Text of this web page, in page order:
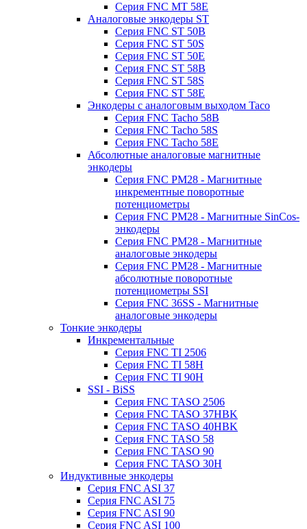
Серия FNC MT 58E
Аналоговые энкодеры ST
Серия FNC ST 50B
Серия FNC ST 50S
Серия FNC ST 50E
Серия FNC ST 58B
Серия FNC ST 58S
Серия FNC ST 58E
Энкодеры с аналоговым выходом Taco
Серия FNC Tacho 58B
Серия FNC Tacho 58S
Серия FNC Tacho 58E
Абсолютные аналоговые магнитные
энкодеры
Серия FNC PM28 - Магнитные
инкрементные поворотные
потенциометры
Серия FNC PM28 - Магнитные SinCos-
энкодеры
Серия FNC PM28 - Магнитные
аналоговые энкодеры
Серия FNC PM28 - Магнитные
абсолютные поворотные
потенциометры SSI
Серия FNC 36SS - Магнитные
аналоговые энкодеры
Тонкие энкодеры
Инкрементальные
Серия FNC TI 2506
Серия FNC TI 58H
Серия FNC TI 90H
SSI - BiSS
Серия FNC TASO 2506
Серия FNC TASO 37HBK
Серия FNC TASO 40HBK
Серия FNC TASO 58
Серия FNC TASO 90
Серия FNC TASO 30H
Индуктивные энкодеры
Серия FNC ASI 37
Серия FNC ASI 75
Серия FNC ASI 90
Серия FNC ASI 100